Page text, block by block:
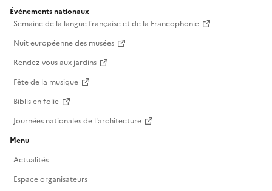
Événements nationaux
Semaine de la langue française et de la Francophonie
Nuit européenne des musées
Rendez-vous aux jardins
Fête de la musique
Biblis en folie
Journées nationales de l'architecture
Menu
Actualités
Espace organisateurs